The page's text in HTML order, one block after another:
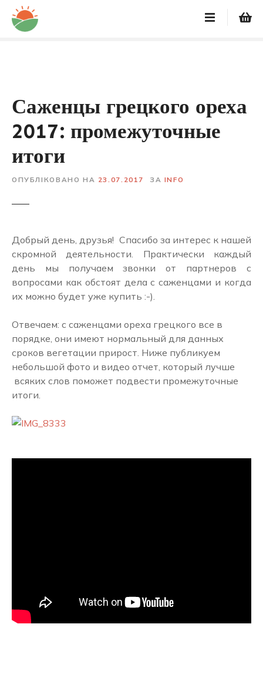
Перейти
вмісту
Саженцы грецкого ореха
2017: промежуточные
итоги
ОПУБЛІКОВАНО НА 23.07.2017 ЗА INFO
Добрый день, друзья! Спасибо за интерес к нашей
скромной деятельности. Практически каждый
день мы получаем звонки от партнеров с
вопросами как обстоят дела с саженцами и когда
их можно будет уже купить :-).
Отвечаем: с саженцами ореха грецкого все в
порядке, они имеют нормальный для данных
сроков вегетации прирост. Ниже публикуем
небольшой фото и видео отчет, который лучше
всяких слов поможет подвести промежуточные
итоги.